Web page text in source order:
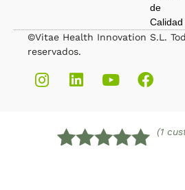
de
Calidad
©Vitae Health Innovation S.L.
reservados.
(1